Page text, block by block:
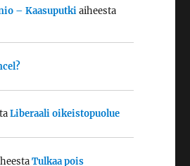
– Kaasuputkiaiheesta
Liberaali oikeistopuolue
Tulkaa pois